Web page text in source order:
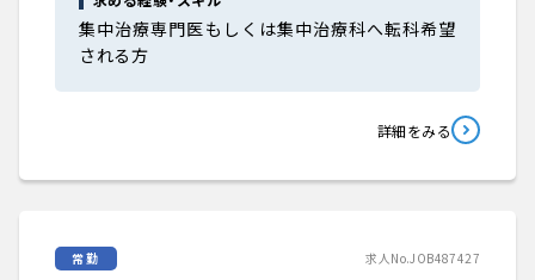
集中治療専門医もしくは集中治療科へ転科希望
される方
詳細をみる
常勤 求人No.JOB487427